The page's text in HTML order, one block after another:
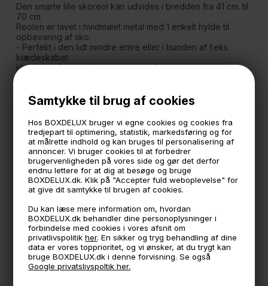
Samtykke til brug af cookies
Hos BOXDELUX bruger vi egne cookies og cookies fra
tredjepart til optimering, statistik, markedsføring og for
at målrette indhold og kan bruges til personalisering af
annoncer. Vi bruger cookies til at forbedrer
brugervenligheden på vores side og gør det derfor
endnu lettere for at dig at besøge og bruge
BOXDELUX.dk. Klik på "Accepter fuld weboplevelse" for
at give dit samtykke til brugen af cookies.
Du kan læse mere information om, hvordan
BOXDELUX.dk behandler dine personoplysninger i
forbindelse med cookies i vores afsnit om
privatlivspolitikher. En sikker og tryg behandling af dine
data er vores topprioritet, og vi ønsker, at du trygt kan
bruge BOXDELUX.dk i denne forvisning. Se også
Google privatslivspoltik her.
Den smarte lille skoreol kan udvides i bredden fra 41 cm. til
70 cm.
Reolen er lavet i hvidmalet metal med 1 enkelt hylde til
opbevaring af sko.
- Perfekt i den lidt mindre entré eller i bunden af f.eks.
klædeskabet.
Hav sko stående både under og på hylden.
41 cm. bred -> 70 cm.
25 cm. dyb
17,5 cm. høj
Leveres usamlet i en flad pakke.
Skoreolen kan stables maks. 2 stk. ovenpå hinanden. Der
medfølger små metalclips til dette.
🕚 Bestil inden 11 & vi sender samme dag på hverdage
🧺 Kan du lægge varen i kurven, er den på lager
🌟 4,9 med over 1200 anmeldelser ★★★★★
📦 Fragtfri v. køb over 999,- ellers fra 49,- med GLS
💳 Betal med